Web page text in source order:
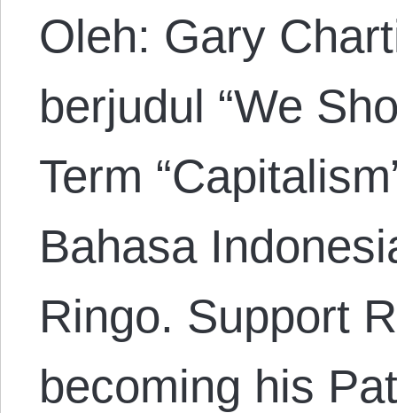
Oleh: Gary
berjudul “We
Term
Bahasa
Ringo. Support
becoming his